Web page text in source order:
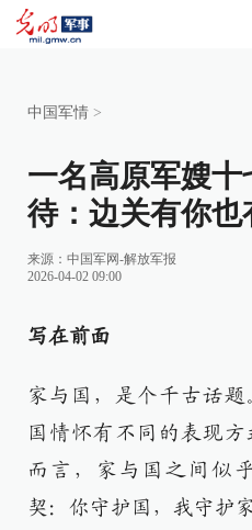
中国军情 >
一名高原军嫂
待：边关有你也
来源： 中国军网-解放军报
2026-04-02 09:00
写在前面
家与国，是个千古话
国情怀有不同的表现
而言，家与国之间似
契：你守护国，我守护家